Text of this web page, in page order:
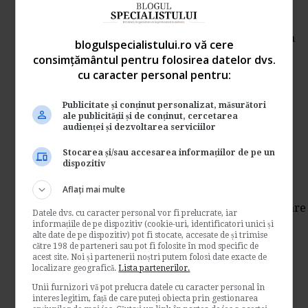
Legislatiamuncii.ro
Organizarea activitatii de aparare impotriva
incendiilor la locul de munca are ca scop
asigurarea...
→Citeste mai departe
Caz practic
deLegislatiamuncii.ro
Supunem atentiei dvs. cazul unei societati care
are si un angajat pensionat (decizia de
pensionare...
Legislatia muncii
→
Citeste mai departe
blogulspecialistului.ro vă cere
consimțământul pentru folosirea datelor dvs.
cu caracter personal pentru:
Publicitate și conținut personalizat, măsurători
ale publicității și de conținut, cercetarea
audienței și dezvoltarea serviciilor
Stocarea și/sau accesarea informațiilor de pe un
dispozitiv
Aflați mai multe
Datele dvs. cu caracter personal vor fi prelucrate, iar
informațiile de pe dispozitiv (cookie-uri, identificatori unici și
alte date de pe dispozitiv) pot fi stocate, accesate de și trimise
către 198 de parteneri sau pot fi folosite în mod specific de
acest site. Noi și partenerii noștri putem folosi date exacte de
localizare geografică.Lista partenerilor.
Unii furnizori vă pot prelucra datele cu caracter personal în
interes legitim, față de care puteți obiecta prin gestionarea